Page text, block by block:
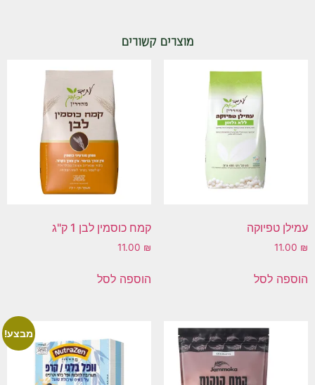
מוצרים קשורים
עמילן טפיוקה
11.00 ₪
הוספה לסל
קמח כוסמין לבן 1 ק"ג
11.00 ₪
הוספה לסל
מבצע!